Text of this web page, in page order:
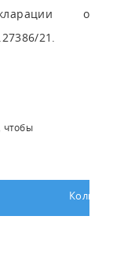
о
21.
чтобы